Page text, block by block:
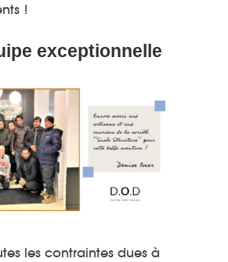
!
exceptionnelle
les contraintes dues à